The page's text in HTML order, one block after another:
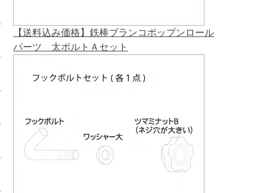
【送料込み価格】鉄棒ブランコポップンロール
パーツ 太ボルトＡセット